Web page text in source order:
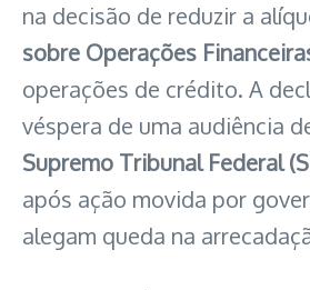
na decisão de reduzir a
sobre Operações
operações de crédito. A
véspera de uma audiência
Supremo Tribunal Federal
após ação movida por
alegam queda na